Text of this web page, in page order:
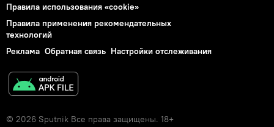
Правила использования «cookie»
Правила применения рекомендательных
технологий
Реклама Обратная связь Настройки отслеживания
© 2026 Sputnik Все права защищены. 18+